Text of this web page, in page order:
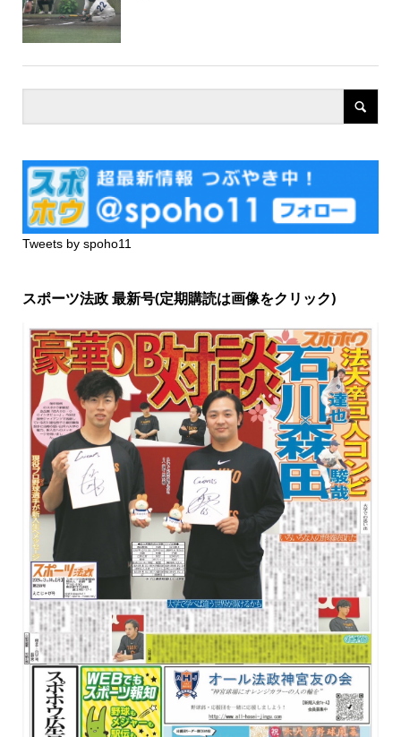
Tweets by spoho11
スポーツ法政 最新号(定期購読は画像をクリック)